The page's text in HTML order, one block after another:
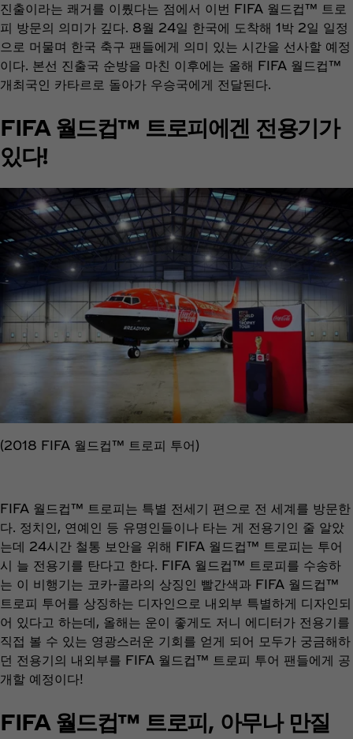
진출이라는 쾌거를 이뤘다는 점에서 이번 FIFA 월드컵™ 트로
피 방문의 의미가 깊다. 8월 24일 한국에 도착해 1박 2일 일정
으로 머물며 한국 축구 팬들에게 의미 있는 시간을 선사할 예정
이다. 본선 진출국 순방을 마친 이후에는 올해 FIFA 월드컵™
개최국인 카타르로 돌아가 우승국에게 전달된다.
FIFA 월드컵™ 트로피에겐 전용기가
있다!
(2018 FIFA 월드컵™ 트로피 투어)
FIFA 월드컵™ 트로피는 특별 전세기 편으로 전 세계를 방문한
다. 정치인, 연예인 등 유명인들이나 타는 게 전용기인 줄 알았
는데 24시간 철통 보안을 위해 FIFA 월드컵™ 트로피는 투어
시 늘 전용기를 탄다고 한다. FIFA 월드컵™ 트로피를 수송하
는 이 비행기는 코카-콜라의 상징인 빨간색과 FIFA 월드컵™
트로피 투어를 상징하는 디자인으로 내외부 특별하게 디자인되
어 있다고 하는데, 올해는 운이 좋게도 저니 에디터가 전용기를
직접 볼 수 있는 영광스러운 기회를 얻게 되어 모두가 궁금해하
던 전용기의 내외부를 FIFA 월드컵™ 트로피 투어 팬들에게 공
개할 예정이다!
FIFA 월드컵™ 트로피, 아무나 만질